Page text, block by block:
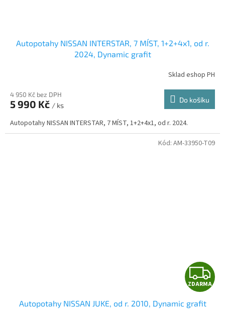
Autopotahy NISSAN INTERSTAR, 7 MÍST, 1+2+4x1, od r.
2024, Dynamic grafit
Sklad eshop PH
4 950 Kč bez DPH
5 990 Kč / ks
Do košíku
Autopotahy NISSAN INTERSTAR, 7 MÍST, 1+2+4x1, od r. 2024.
Z
D
ZDARMA
Autopotahy NISSAN JUKE, od r. 2010, Dynamic grafit
Kód: AM-33950-T09